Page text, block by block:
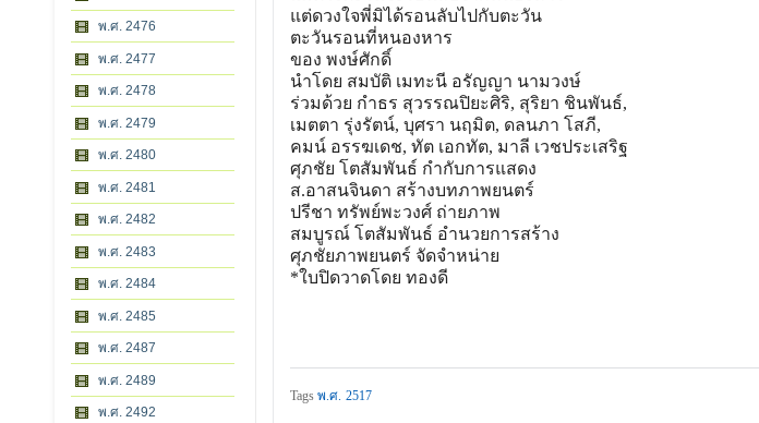
พ.ศ. 2476
พ.ศ. 2477
พ.ศ. 2478
พ.ศ. 2479
พ.ศ. 2480
พ.ศ. 2481
พ.ศ. 2482
พ.ศ. 2483
พ.ศ. 2484
พ.ศ. 2485
พ.ศ. 2487
พ.ศ. 2489
พ.ศ. 2492
แต่ดวงใจพี่มิได้รอนลับไปกับตะวัน
ตะวันรอนที่หนองหาร
ของ พงษ์ศักดิ์
นำโดย สมบัติ เมทะนี อรัญญา นามวงษ์
ร่วมด้วย กำธร สุวรรณปิยะศิริ, สุริยา ชินพันธ์,
เมตตา รุ่งรัตน์, บุศรา นฤมิต, ดลนภา โสภี,
คมน์ อรรฆเดช, ทัต เอกทัต, มาลี เวชประเสริฐ
ศุภชัย โตสัมพันธ์ กำกับการแสดง
ส.อาสนจินดา สร้างบทภาพยนตร์
ปรีชา ทรัพย์พะวงศ์ ถ่ายภาพ
สมบูรณ์ โตสัมพันธ์ อำนวยการสร้าง
ศุภชัยภาพยนตร์ จัดจำหน่าย
*ใบปิดวาดโดย ทองดี
Tagsพ.ศ. 2517